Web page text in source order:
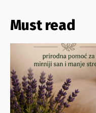
Must read